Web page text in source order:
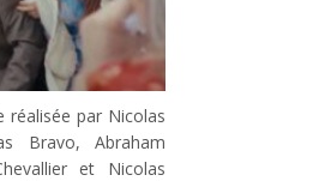
réalisée par Nicolas
Bravo, Abraham
et Nicolas